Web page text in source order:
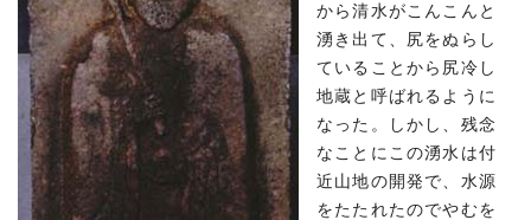
から清水がこんこんと
湧き出て、尻をぬらし
ていることから尻冷し
地蔵と呼ばれるように
なった。しかし、残念
なことにこの湧水は付
近山地の開発で、水源
をたたれたのでやむを